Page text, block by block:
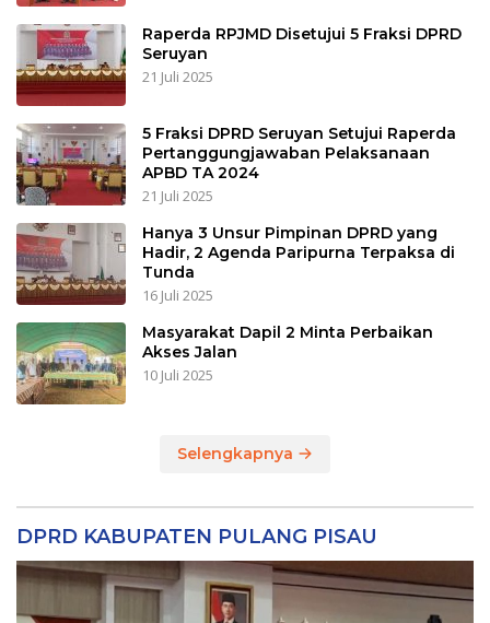
Raperda RPJMD Disetujui 5 Fraksi DPRD
Seruyan
21 Juli 2025
5 Fraksi DPRD Seruyan Setujui Raperda
Pertanggungjawaban Pelaksanaan
APBD TA 2024
21 Juli 2025
Hanya 3 Unsur Pimpinan DPRD yang
Hadir, 2 Agenda Paripurna Terpaksa di
Tunda
16 Juli 2025
Masyarakat Dapil 2 Minta Perbaikan
Akses Jalan
10 Juli 2025
Selengkapnya
DPRD KABUPATEN PULANG PISAU